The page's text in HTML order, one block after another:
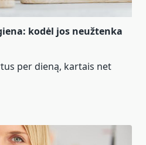
kodėl jos neužtenka
per dieną, kartais net